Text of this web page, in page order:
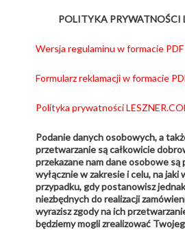
POLITYKA PRYWATNOŚCI
Wersja regulaminu w formacie
Formularz reklamacji w formacie
Polityka prywatności
Podanie danych osobowych, a
przetwarzanie są całkowicie
przekazane nam dane osobowe są
wyłącznie w zakresie i celu, na jaki
przypadku, gdy postanowisz
niezbędnych do realizacji
wyrazisz zgody na ich
będziemy mogli zrealizować